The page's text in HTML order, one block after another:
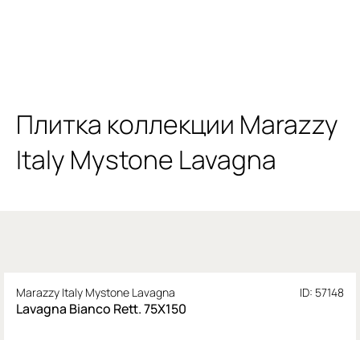
Плитка коллекции Marazzy
Italy Mystone Lavagna
Marazzy Italy Mystone Lavagna ID: 57148
Lavagna Bianco Rett. 75X150